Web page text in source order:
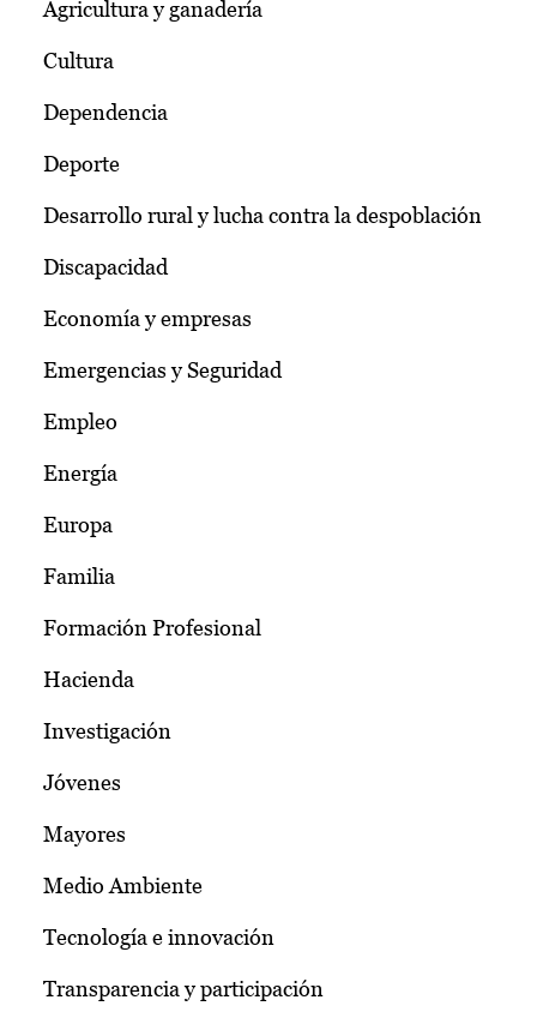
Agricultura y ganadería
Cultura
Dependencia
Deporte
Desarrollo rural y lucha contra la despoblación
Discapacidad
Economía y empresas
Emergencias y Seguridad
Empleo
Energía
Europa
Familia
Formación Profesional
Hacienda
Investigación
Jóvenes
Mayores
Medio Ambiente
Tecnología e innovación
Transparencia y participación